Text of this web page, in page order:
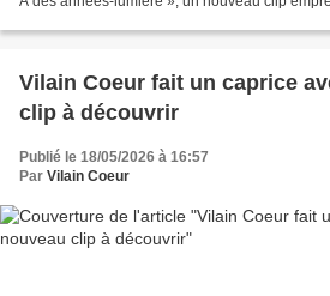
Vilain Coeur fait un caprice
clip à découvrir
Publié le 18/05/2026 à 16:57
Par Vilain Coeur